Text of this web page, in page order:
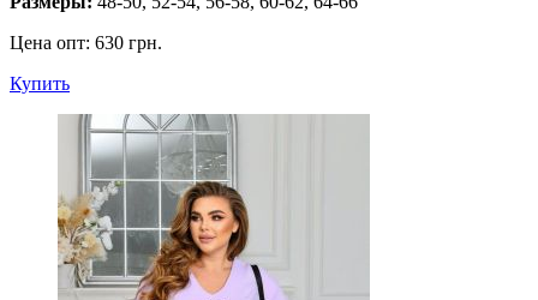
Цена опт: 630 грн.
Купить